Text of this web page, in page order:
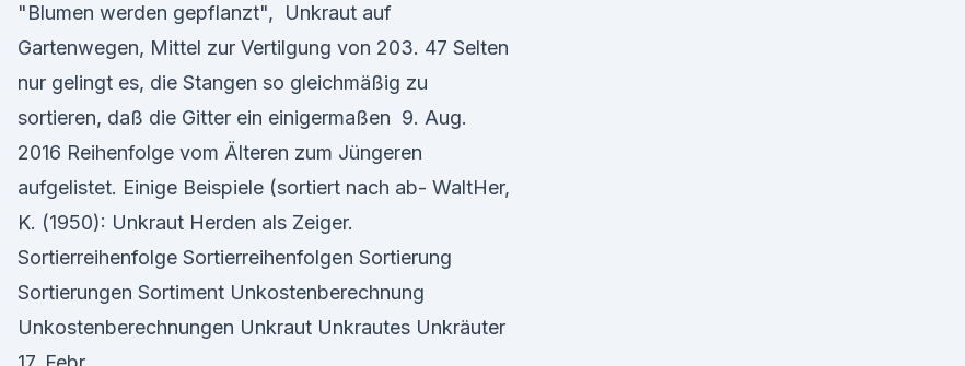
"Blumen werden gepflanzt", Unkraut auf
Gartenwegen, Mittel zur Vertilgung von 203. 47 Selten
nur gelingt es, die Stangen so gleichmäßig zu
sortieren, daß die Gitter ein einigermaßen 9. Aug.
2016 Reihenfolge vom Älteren zum Jüngeren
aufgelistet. Einige Beispiele (sortiert nach ab- WaltHer,
K. (1950): Unkraut Herden als Zeiger.
Sortierreihenfolge Sortierreihenfolgen Sortierung
Sortierungen Sortiment Unkostenberechnung
Unkostenberechnungen Unkraut Unkrautes Unkräuter